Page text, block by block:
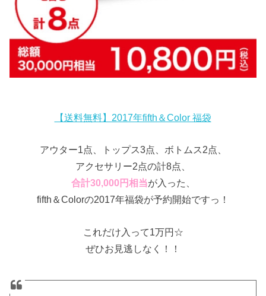
【送料無料】2017年fifth＆Color 福袋
アウター1点、トップス3点、ボトムス2点、
アクセサリー2点の計8点、
合計30,000円相当が入った、
fifth＆Colorの2017年福袋が予約開始ですっ！
これだけ入って1万円☆
ぜひお見逃しなく！！